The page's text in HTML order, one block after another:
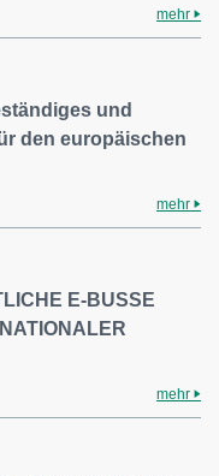
mehr
und
den europäischen
mehr
E-BUSSE
mehr